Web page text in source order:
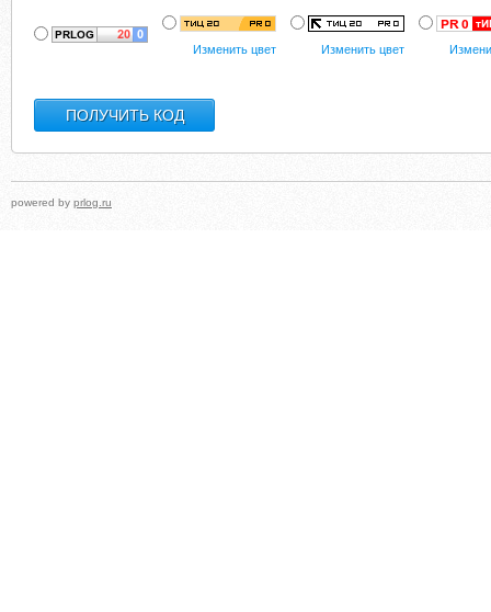
Изменить цвет Изменить цвет
powered by prlog.ru